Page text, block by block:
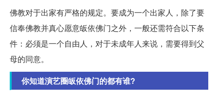
佛教对于出家有严格的规定。要成为一个出家人，除了要
信奉佛教并真心愿意皈依佛门之外，一般还需符合以下条
件：必须是一个自由人，对于未成年人来说，需要得到父
母的同意。
你知道演艺圈皈依佛门的都有谁?